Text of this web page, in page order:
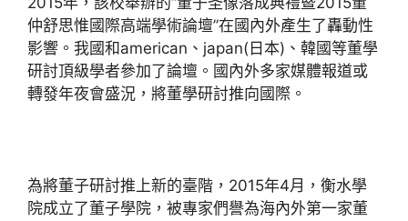
仲舒思惟國際高端學術論壇”在國內外產生了轟動性
影響。我國和american、japan(日本)、韓國等董學
研討頂級學者參加了論壇。國內外多家媒體報道或
轉發年夜會盛況，將董學研討推向國際。
為將董子研討推上新的臺階，2015年4月，衡水學
院成立了董子學院，被專家們譽為海內外第一家董